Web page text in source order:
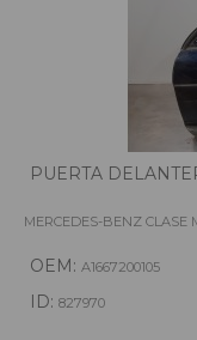
PUERTA
MERCEDES-BENZ CLASE
OEM: A1667200105
ID: 827970